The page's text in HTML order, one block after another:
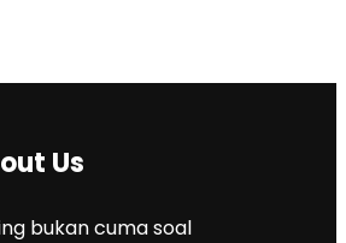
Us
bukan cuma soal